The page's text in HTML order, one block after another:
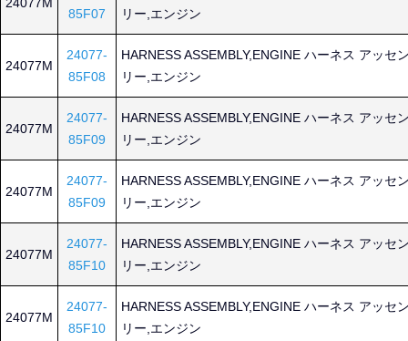
85F07
リー,エンジン
24077M
24077-
85F08
HARNESS ASSEMBLY,ENGINE ハーネス アッセ
リー,エンジン
24077M
24077-
85F09
HARNESS ASSEMBLY,ENGINE ハーネス アッセ
リー,エンジン
24077M
24077-
85F09
HARNESS ASSEMBLY,ENGINE ハーネス アッセ
リー,エンジン
24077M
24077-
85F10
HARNESS ASSEMBLY,ENGINE ハーネス アッセ
リー,エンジン
24077M
24077-
85F10
HARNESS ASSEMBLY,ENGINE ハーネス アッセ
リー,エンジン